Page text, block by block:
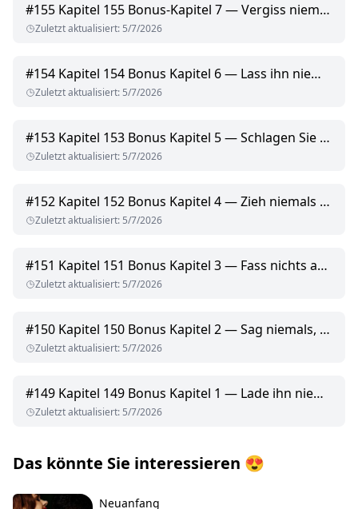
#155 Kapitel 155 Bonus-Kapitel 7 — Vergiss niemals, Drachen laufen heißer als Öfen
Zuletzt aktualisiert: 5/7/2026
#154 Kapitel 154 Bonus Kapitel 6 — Lass ihn niemals sehen, wie sehr du dich interessierst
Zuletzt aktualisiert: 5/7/2026
#153 Kapitel 153 Bonus Kapitel 5 — Schlagen Sie nicht vor, stattdessen einen Safe zu kaufen
Zuletzt aktualisiert: 5/7/2026
#152 Kapitel 152 Bonus Kapitel 4 — Zieh niemals den Schwanz (ernsthaft)
Zuletzt aktualisiert: 5/7/2026
#151 Kapitel 151 Bonus Kapitel 3 — Fass nichts an, was raucht
Zuletzt aktualisiert: 5/7/2026
#150 Kapitel 150 Bonus Kapitel 2 — Sag niemals, dass du es nicht mitnehmen kannst
Zuletzt aktualisiert: 5/7/2026
#149 Kapitel 149 Bonus Kapitel 1 — Lade ihn niemals in deinen Raum ein
Zuletzt aktualisiert: 5/7/2026
Das könnte Sie interessieren 😍
Neuanfang